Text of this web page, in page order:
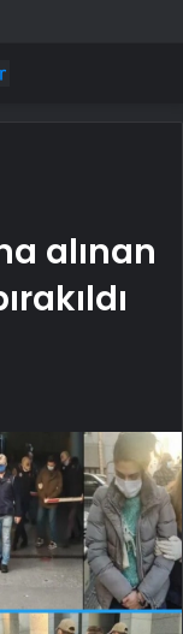
Kafanı keserim
alınan